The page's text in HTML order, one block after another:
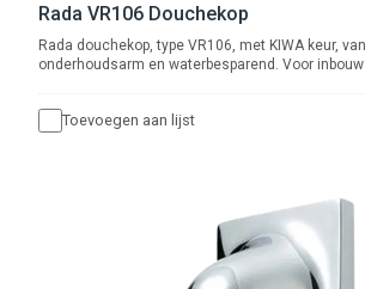
Rada VR106 Douchekop
Rada douchekop, type VR106, met KIWA keur,
onderhoudsarm en waterbesparend. Voor
Toevoegen aan lijst